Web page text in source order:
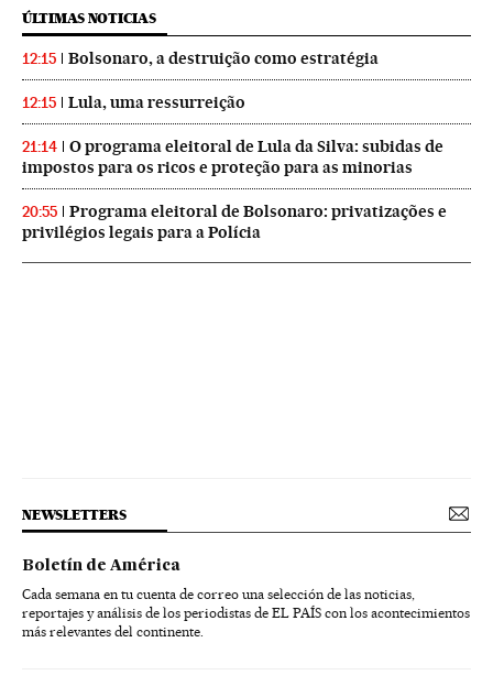
ÚLTIMAS NOTICIAS
12:15 Bolsonaro, a destruição como estratégia
12:15 Lula, uma ressurreição
21:14
O programa eleitoral de Lula da Silva: subidas de
impostos para os ricos e proteção para as minorias
20:55
Programa eleitoral de Bolsonaro: privatizações e
privilégios legais para a Polícia
NEWSLETTERS
Boletín de América
Cada semana en tu cuenta de correo una selección de las noticias,
reportajes y análisis de los periodistas de EL PAÍS con los acontecimientos
más relevantes del continente.